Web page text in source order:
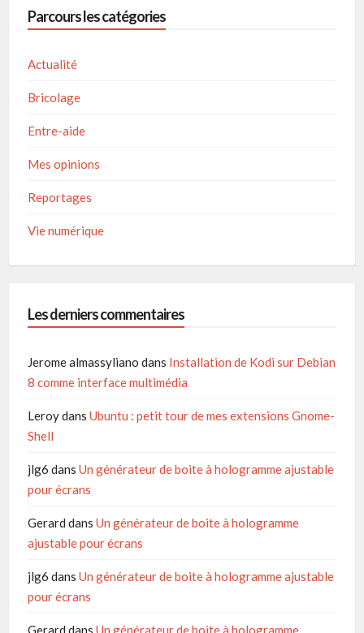
Parcours les catégories
Actualité
Bricolage
Entre-aide
Mes opinions
Reportages
Vie numérique
Les derniers commentaires
Jerome almassyliano dans Installation de Kodi sur Debian
8 comme interface multimédia
Leroydans Ubuntu : petit tour de mes extensions Gnome-
Shell
jlg6 dans Un générateur de boite à hologramme ajustable
pour écrans
Gerard dans Un générateur de boite à hologramme
ajustable pour écrans
jlg6 dans Un générateur de boite à hologramme ajustable
pour écrans
Gerard dans Un générateur de boite à hologramme